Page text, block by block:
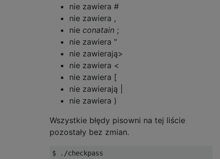
nie zawiera #
nie zawiera ,
nie conatain ;
nie zawiera "
nie zawierają>
nie zawiera <
nie zawiera [
nie zawierają |
nie zawiera )
Wszystkie błędy pisowni na tej liście
pozostały bez zmian.
$ ./checkpass